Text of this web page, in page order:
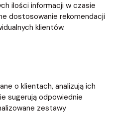
ilości informacji w czasie
dostosowanie rekomendacji
klientów.
o klientach, analizują ich
sugerują odpowiednie
zestawy